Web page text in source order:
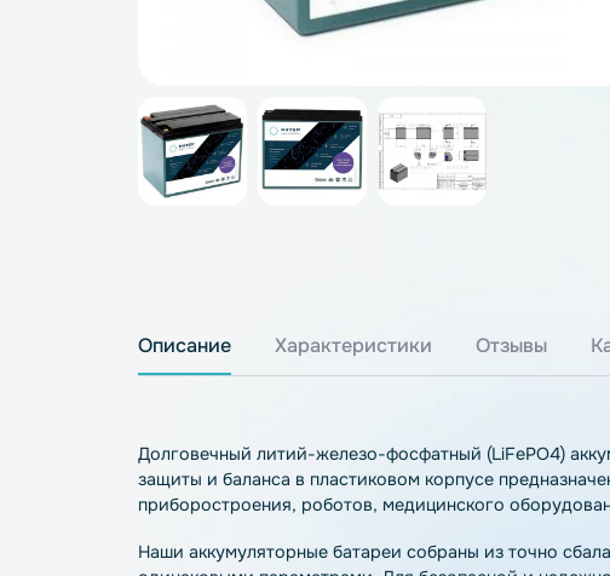
Описание Характеристики Отзывы